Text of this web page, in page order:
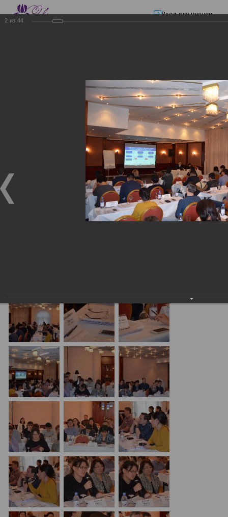
Вход для членов
Презентации—ЭЛЕКТРОННЫЕ СЧЕТА-ФАКТУРЫ.
ЭЛЕКТРОННЫЕ СЧЕТА-
ФАКТУРЫ. ВИРТУАЛЬНЫЙ
ЭЛЕКТРОННЫЕ СЧЕТА-ФАКТУРЫ. ВИРТУАЛЬНЫЙ
СКЛАД.
Семинар с КГД и разработчиками
2 из 44